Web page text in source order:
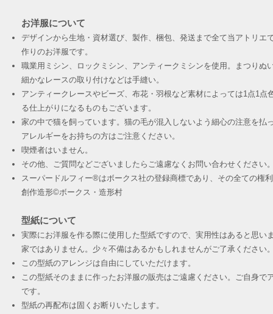
お洋服について
デザインから生地・資材選び、製作、梱包、発送まで全て当アトリエ
作りのお洋服です。
職業用ミシン、ロックミシン、アンティークミシンを使用。まつりぬ
細かなレースの取り付けなどは手縫い。
アンティークレースやビーズ、布花・羽根など素材によっては1点1点
る仕上がりになるものもございます。
家の中で猫を飼っています。猫の毛が混入しないよう細心の注意を払
アレルギーをお持ちの方はご注意ください。
喫煙者はいません。
その他、ご質問などございましたらご遠慮なくお問い合わせください
スーパードルフィー®︎はボークス社の登録商標であり、その全ての権
創作造形©︎ボークス・造形村
型紙について
実際にお洋服を作る際に使用した型紙ですので、実用性はあると思い
家ではありません。少々不備はあるかもしれませんがご了承ください
この型紙のアレンジは自由にしていただけます。
この型紙そのままに作ったお洋服の販売はご遠慮ください。ご自身で
です。
​型紙の再配布は固くお断りいたします。